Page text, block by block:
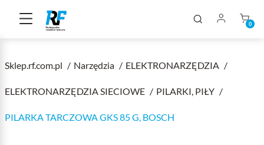
0
Sklep.rf.com.pl Narzędzia ELEKTRONARZĘDZIA
ELEKTRONARZĘDZIA SIECIOWE PILARKI, PIŁY
PILARKA TARCZOWA GKS 85 G, BOSCH